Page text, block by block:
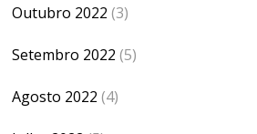
Outubro 2022 (3)
Setembro 2022 (5)
Agosto 2022 (4)